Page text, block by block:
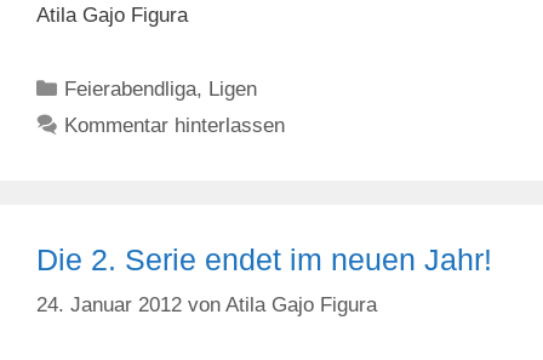
Atila Gajo Figura
Kategorien
Feierabendliga, Ligen
Kommentar hinterlassen
Die 2. Serie endet im neuen Jahr!
24. Januar 2012 von Atila Gajo Figura